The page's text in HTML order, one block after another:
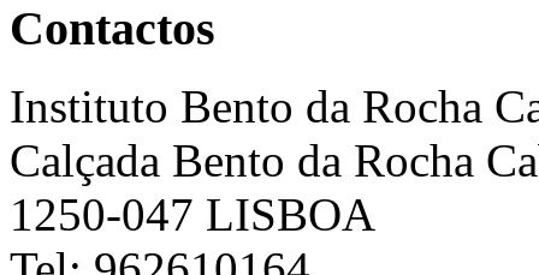
Contactos
Instituto Bento da Rocha
Calçada Bento da Rocha
1250-047 LISBOA